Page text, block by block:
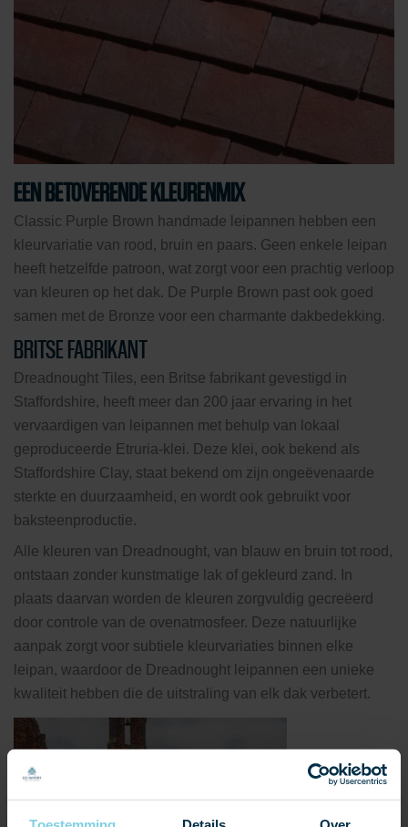
EEN BETOVERENDE KLEURENMIX
Classic Purple Brown handmade leipannen hebben een
kleurvariatie van rood, bruin en paars. Geen enkele leipan
heeft hetzelfde patroon, wat zorgt voor een prachtig verloop
van kleuren op het dak. De Purple Brown past ook goed
samen met de Bronze voor een charmante dakbedekking.
BRITSE FABRIKANT
Dreadnought Tiles, een Britse fabrikant gevestigd in
Staffordshire, heeft meer dan 200 jaar ervaring in het
vervaardigen van leipannen met behulp van lokaal
geproduceerde Etruria-klei. Deze klei, ook bekend als
Staffordshire Clay, staat bekend om zijn ongeëvenaarde
sterkte en duurzaamheid, en wordt ook gebruikt voor
baksteenproductie.
Alle kleuren van Dreadnought, van blauw en bruin tot rood,
ontstaan zonder kunstmatige lak of gekleurd zand. In
plaats daarvan worden de kleuren zorgvuldig gecreëerd
door controle van de ovenatmosfeer. Deze natuurlijke
aanpak zorgt voor subtiele kleurvariaties binnen elke
leipan, waardoor de Dreadnought leipannen een unieke
kwaliteit hebben die de uitstraling van elk dak verbetert.